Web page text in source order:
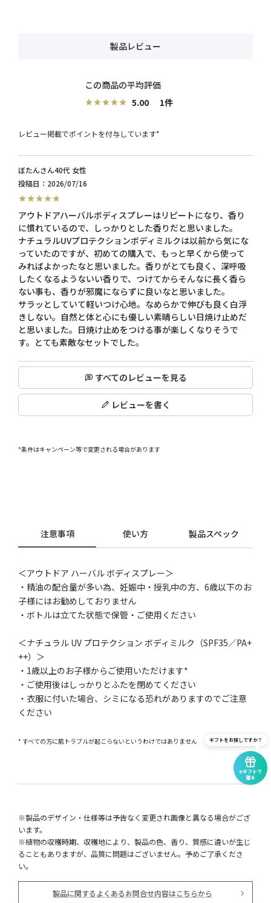
製品レビュー
5.00 1
レビュー掲載でポイントを付与しています*
ぼたん 40代 女性
投稿日
2026/07/16
アウトドアハーバルボディスプレーはリピートになり、香り
に慣れているので、しっかりとした香りだと思いました。
ナチュラルUVプロテクションボディミルクは以前から気にな
っていたのですが、初めての購入で、もっと早くから使って
みればよかったなと思いました。香りがとても良く、深呼吸
したくなるようないい香りで、つけてからそんなに長く香ら
ない事も、香りが邪魔にならずに良いなと思いました。
サラッとしていて軽いつけ心地。なめらかで伸びも良く白浮
きしない。自然と体と心にも優しい素晴らしい日焼け止めだ
と思いました。日焼け止めをつける事が楽しくなりそうで
す。とても素敵なセットでした。
すべてのレビューを見る
レビューを書く
*条件はキャンペーン等で変更される場合があります
注意事項 使い方 製品スペック
＜アウトドア ハーバル ボディスプレー＞
・精油の配合量が多い為、妊娠中・授乳中の方、6歳以下のお
子様にはお勧めしておりません
・ボトルは立てた状態で保管・ご使用ください
＜ナチュラル UV プロテクション ボディミルク（SPF35／PA+
++）＞
・1歳以上のお子様からご使用いただけます*
・ご使用後はしっかりとふたを閉めてください
・衣服に付いた場合、シミになる恐れがありますのでご注意
ください
* すべての方に肌トラブルが起こらないというわけではありません
※製品のデザイン・仕様等は予告なく変更され画像と異なる場合がござ
います。
※植物の収穫時期、収穫地により、製品の色、香り、質感に違いが生じ
ることもありますが、品質に問題はございません。予めご了承くださ
い。
製品に関するよくあるお問合せ内容はこちらから
eギフトで
贈る
ギフトをお探しですか？